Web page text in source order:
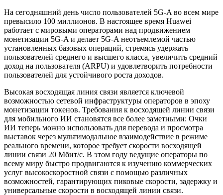
На сегодняшний день число пользователей 5G-A во всем мире
превысило 100 миллионов. В настоящее время Huawei
работает с мировыми операторами над продвижением
монетизации 5G-A и делает 5G-A неотъемлемой частью
установленных базовых операций, стремясь удержать
пользователей среднего и высшего класса, увеличить средний
доход на пользователя (ARPU) и удовлетворить потребности
пользователей для устойчивого роста доходов.
Высокая восходящая линия связи является ключевой
возможностью сетевой инфраструктуры операторов в эпоху
монетизации токенов. Требования к восходящей линии связи
для мобильного ИИ становятся все более заметными: Очки
ИИ теперь можно использовать для перевода и просмотра
выставок через мультимодальное взаимодействие в режиме
реального времени, которое требует скорости восходящей
линии связи 20 Мбит/с. В этом году ведущие операторы по
всему миру быстро продвигаются к изучению коммерческих
услуг высокоскоростной связи с помощью различных
возможностей, гарантирующих пиковые скорости, задержку и
универсальные скорости в восходящей линии связи.